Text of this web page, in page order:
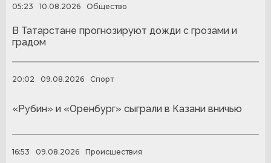
05:23 10.08.2026 Общество
В Татарстане прогнозируют дожди с грозами и
градом
20:02 09.08.2026 Спорт
«Рубин» и «Оренбург» сыграли в Казани вничью
16:53 09.08.2026 Происшествия